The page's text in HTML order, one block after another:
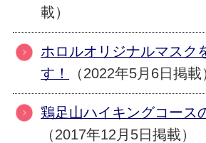
載）
ホロルオリジナルマスク
す！
（2022年5月6日掲載
鶏足山ハイキングコース
（2017年12月5日掲載）